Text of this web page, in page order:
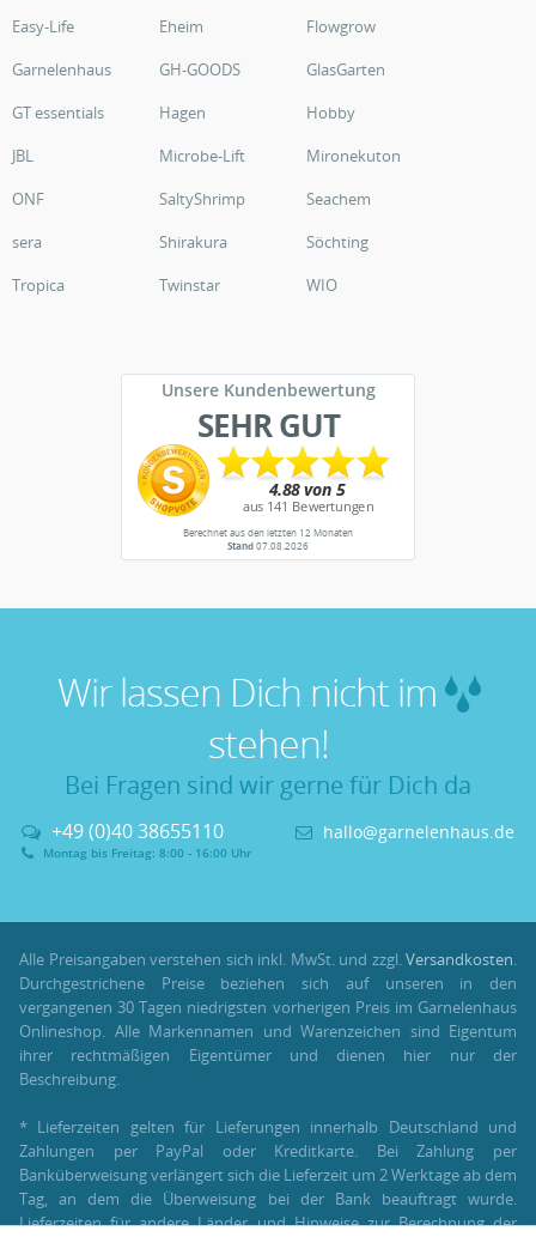
Easy-Life
Eheim
Flowgrow
Garnelenhaus
GH-GOODS
GlasGarten
GT essentials
Hagen
Hobby
JBL
Microbe-Lift
Mironekuton
ONF
SaltyShrimp
Seachem
sera
Shirakura
Söchting
Tropica
Twinstar WIO
Unsere Kundenbewertung
SEHR GUT
Berechnet aus den letzten 12 Monaten
Stand07.08.2026
Wir lassen Dich nicht im
stehen!
Bei Fragen sind wir gerne für Dich da
+49 (0)40 38655110
Montag bis Freitag: 8:00 - 16:00 Uhr
hallo@garnelenhaus.de
Alle Preisangaben verstehen sich inkl. MwSt. und zzgl.Versandkosten.
Durchgestrichene Preise beziehen sich auf unseren in den
vergangenen 30 Tagen niedrigsten vorherigen Preis im Garnelenhaus
Onlineshop. Alle Markennamen und Warenzeichen sind Eigentum
ihrer rechtmäßigen Eigentümer und dienen hier nur der
Beschreibung.
* Lieferzeiten gelten für Lieferungen innerhalb Deutschland und
Zahlungen per PayPal oder Kreditkarte. Bei Zahlung per
Banküberweisung verlängert sich die Lieferzeit um 2 Werktage ab dem
Tag, an dem die Überweisung bei der Bank beauftragt wurde.
Lieferzeiten für andere Länder und Hinweise zur Berechnung der